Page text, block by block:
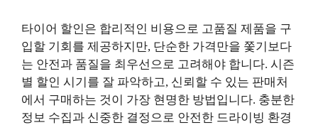
타이어 할인은 합리적인 비용으로 고품질 제품을 구
입할 기회를 제공하지만, 단순한 가격만을 쫓기보다
는 안전과 품질을 최우선으로 고려해야 합니다. 시즌
별 할인 시기를 잘 파악하고, 신뢰할 수 있는 판매처
에서 구매하는 것이 가장 현명한 방법입니다. 충분한
정보 수집과 신중한 결정으로 안전한 드라이빙 환경